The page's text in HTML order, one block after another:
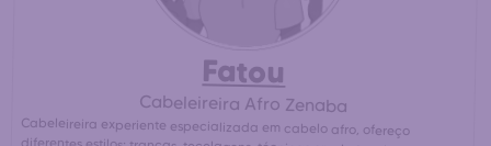
Fatou
Cabeleireira Afro Zenaba
Cabeleireira experiente especializada em cabelo afro, ofereço
diferentes estilos: tranças, tecelagens, técnicas crochet assim como
criação de perucas únicas. Coloco a minha experiência ao seu serviço